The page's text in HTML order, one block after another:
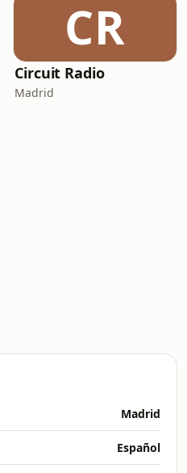
CR
Circuit Radio
Madrid
Madrid
Español